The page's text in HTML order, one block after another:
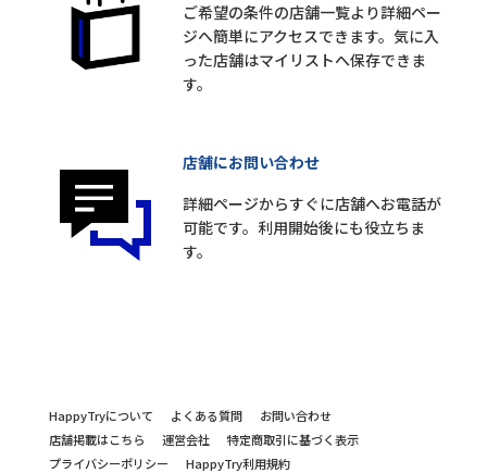
ご希望の条件の店舗一覧より詳細ペー
ジへ簡単にアクセスできます。気に入
った店舗はマイリストへ保存できま
す。
店舗にお問い合わせ
詳細ページからすぐに店舗へお電話が
可能です。利用開始後にも役立ちま
す。
HappyTryについて よくある質問
お問い合わせ
店舗掲載はこちら
運営会社
特定商取引に基づく表示
プライバシーポリシー
HappyTry利用規約